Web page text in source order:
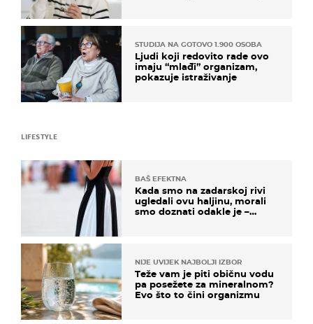
STUDIJA NA GOTOVO 1.900 OSOBA
Ljudi koji redovito rade ovo
imaju “mlađi” organizam,
pokazuje istraživanje
LIFESTYLE
BAŠ EFEKTNA
Kada smo na zadarskoj rivi
ugledali ovu haljinu, morali
smo doznati odakle je –
NIJE UVIJEK NAJBOLJI IZBOR
Teže vam je piti običnu vodu
pa posežete za mineralnom?
Evo što to čini organizmu